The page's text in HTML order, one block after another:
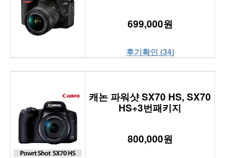
699,000원
후기확인 (34)
캐논 파워샷 SX70 HS, SX70
HS+3번패키지
800,000원